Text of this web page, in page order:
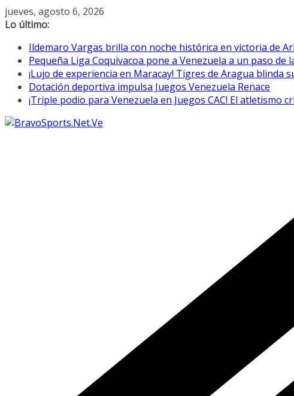
Saltar
al
jueves, agosto 6, 2026
Lo último:
Ildemaro Vargas brilla con noche histórica en victoria de
Pequeña Liga Coquivacoa pone a Venezuela a un paso de
¡Lujo de experiencia en Maracay! Tigres de Aragua blinda
Dotación deportiva impulsa Juegos Venezuela Renace
¡Triple podio para Venezuela en Juegos CAC! El atletismo